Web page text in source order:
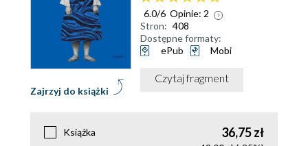
Zajrzyj do książki
6.0/6 Opinie: 2
Stron: 408
Dostępne formaty:
ePub
Mobi
Czytaj fragment
Książka 36,75 zł